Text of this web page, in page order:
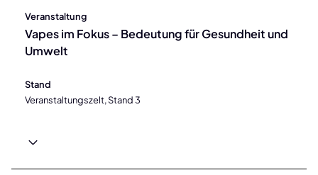
Veranstaltung
Vapes im Fokus – Bedeutung für Gesundheit und
Umwelt
Stand
Veranstaltungszelt, Stand 3